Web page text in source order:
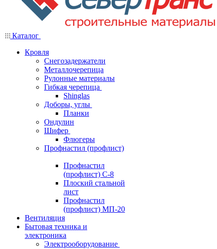
Каталог
Кровля
Снегозадержатели
Металлочерепица
Рулонные материалы
Гибкая черепица
Shinglas
Доборы, углы
Планки
Ондулин
Шифер
Флюгеры
Профнастил (профлист)
Профнастил
(профлист) С-8
Плоский стальной
лист
Профнастил
(профлист) МП-20
Вентиляция
Бытовая техника и
электроника
Электрооборудование